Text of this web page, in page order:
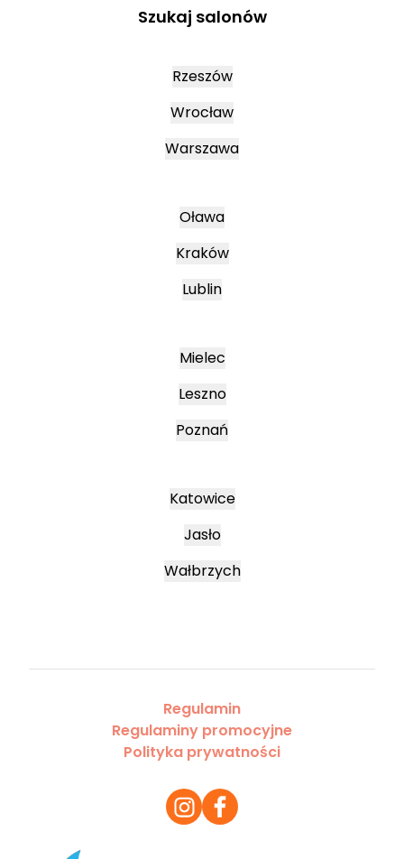
Szukaj salonów
Rzeszów
Wrocław
Warszawa
Oława
Kraków
Lublin
Mielec
Leszno
Poznań
Katowice
Jasło
Wałbrzych
Regulamin
Regulaminy promocyjne
Polityka prywatności